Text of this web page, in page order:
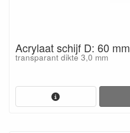
Acrylaat schijf D: 60 mm
transparant dikte 3,0 mm